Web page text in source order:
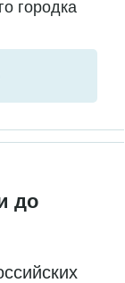
городка
до